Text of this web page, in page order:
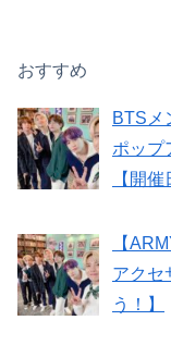
おすすめ
BTSメ
ポップ
【開
【
アクセ
う！】